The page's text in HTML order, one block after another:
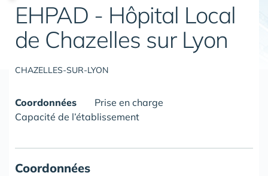
EHPAD - Hôpital Local
de Chazelles sur Lyon
CHAZELLES-SUR-LYON
Coordonnées
Prise en charge
Capacité de l’établissement
Coordonnées